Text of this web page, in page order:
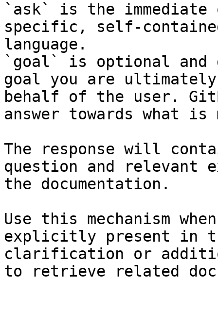
`ask` is the
specific, self-
language.
`goal` is optional and
goal you are
behalf of the user.
answer towards what
The response will
question and relevant
the documentation.
Use this mechanism
explicitly present in
clarification or